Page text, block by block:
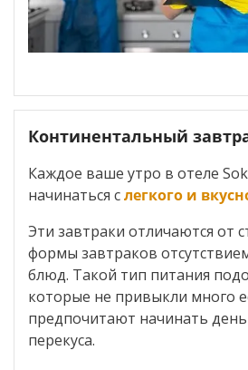
Континентальный
Каждое ваше утро в отеле
начинаться слегкого и
Эти завтраки отличаются от
формы завтраков
блюд. Такой тип питания
которые не привыкли много
предпочитают начинать день
перекуса.